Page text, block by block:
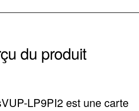
du produit
LP9PI2 est une carte